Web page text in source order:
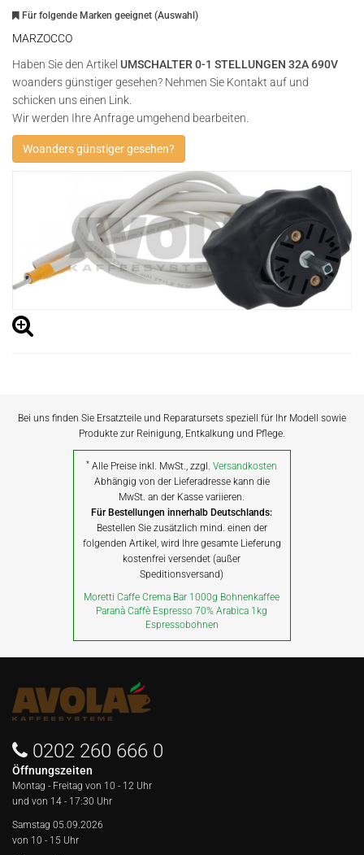
Für folgende Marken geeignet (Auswahl)
MARZOCCO
Haben Sie den Artikel UMSCHALTER 0-1 STELLUNGEN 32A 690V
woanders günstiger gesehen? Nehmen Sie Kontakt auf und
schicken uns einen Link.
Wir werden Ihre Anfrage umgehend bearbeiten.
Woanders günstiger gesehen?
Bei uns finden Sie Ersatzteile und Reparatursets speziell für Ihr Modell sowie
Produkte zur Reinigung, Entkalkung und Pflege.
* Alle Preise inkl. MwSt., zzgl.Versandkosten
Abhängig von der Lieferadresse kann die
MwSt. an der Kasse variieren.
Für Bestellungen innerhalb Deutschlands:
Bestellen Sie zusätzlich mind. einen der
folgenden Artikel, wird Ihre gesamte Lieferung
kostenfrei versendet (außer
Speditionsversand)
Moretti Caffe Crema Bar 1000g Bohnenkaffee
Paranà Caffè Espresso 70% Arabica 1kg
Espressobohnen
0202 260 666 0
Öffnungszeiten
Montag - Freitag von 10 - 12 Uhr
und von 14 - 17:30 Uhr
Samstag 05.09.2026
von 10 - 15 Uhr